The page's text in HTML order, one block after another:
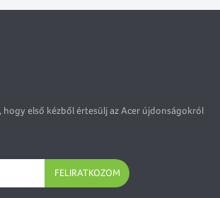
hogy első kézből értesülj az Acer újdonságokról
FELIRATKOZOM